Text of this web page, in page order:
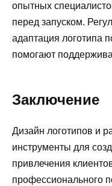
опытных
перед запуском.
адаптация логотипа
помогают
Заключение
Дизайн логотипов и
инструменты для
привлечения
профессионального